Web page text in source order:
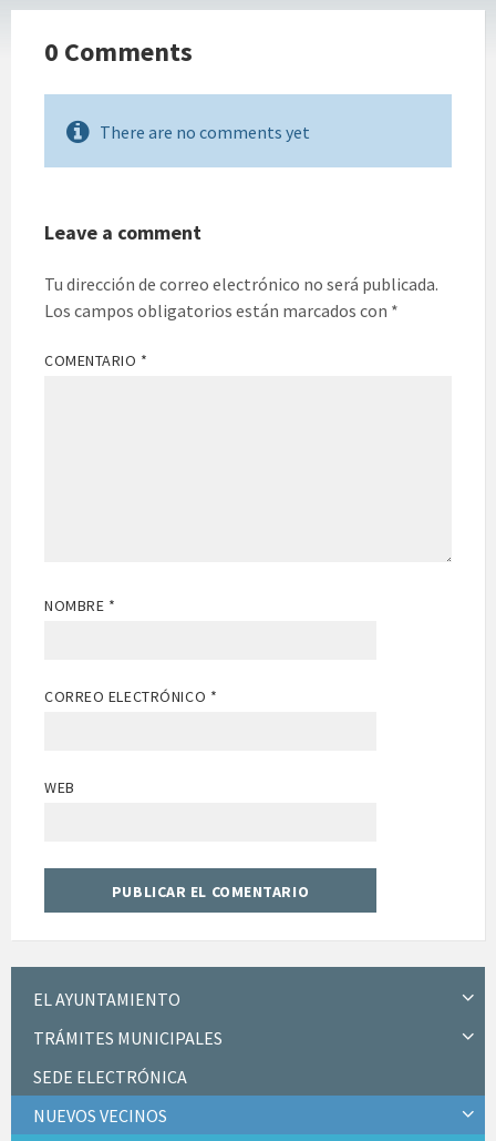
0 Comments
There are no comments yet
Leave a comment
Tu dirección de correo electrónico no será publicada.
Los campos obligatorios están marcados con *
COMENTARIO *
NOMBRE *
CORREO ELECTRÓNICO *
WEB
EL AYUNTAMIENTO
TRÁMITES MUNICIPALES
SEDE ELECTRÓNICA
NUEVOS VECINOS